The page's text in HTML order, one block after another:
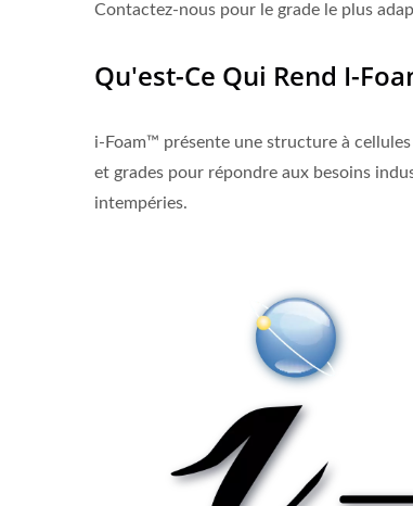
Contactez-nous pour le grade le plus
Qu'est-Ce Qui Rend I-
i-Foam™ présente une structure à
et grades pour répondre aux besoins
intempéries.